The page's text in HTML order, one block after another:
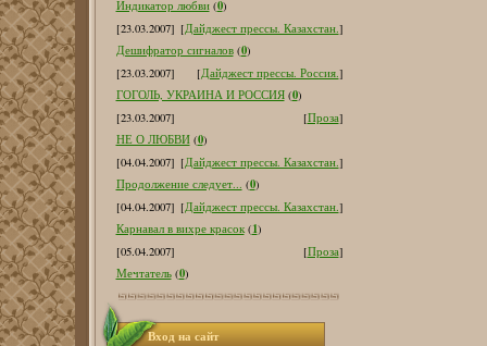
Индикатор любви (0)
[23.03.2007] [Дайджест прессы. Казахстан.]
Дешифратор сигналов (0)
[23.03.2007]
[Дайджест прессы. Россия.]
ГОГОЛЬ, УКРАИНА И РОССИЯ (0)
[23.03.2007]
[Проза]
НЕ О ЛЮБВИ (0)
[04.04.2007] [Дайджест прессы. Казахстан.]
Продолжение следует... (0)
[04.04.2007] [Дайджест прессы. Казахстан.]
Карнавал в вихре красок (1)
[05.04.2007]
[Проза]
Мечтатель (0)
Вход на сайт